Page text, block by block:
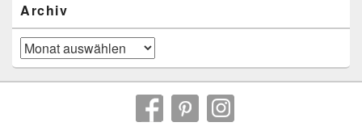
Archiv
Archiv